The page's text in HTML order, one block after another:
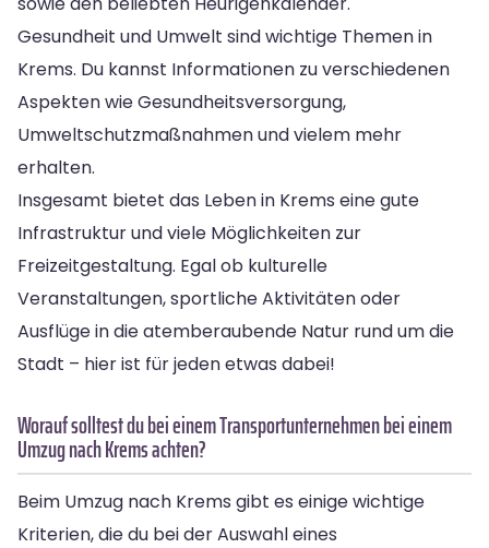
Gesundheit und Umwelt sind wichtige Themen in
Krems. Du kannst Informationen zu verschiedenen
Aspekten wie Gesundheitsversorgung,
Umweltschutzmaßnahmen und vielem mehr
erhalten.
Insgesamt bietet das Leben in Krems eine gute
Infrastruktur und viele Möglichkeiten zur
Freizeitgestaltung. Egal ob kulturelle
Veranstaltungen, sportliche Aktivitäten oder
Ausflüge in die atemberaubende Natur rund um die
Stadt – hier ist für jeden etwas dabei!
Worauf solltest du bei einem Transportunternehmen bei einem
Umzug nach Krems achten?
Beim Umzug nach Krems gibt es einige wichtige
Kriterien, die du bei der Auswahl eines